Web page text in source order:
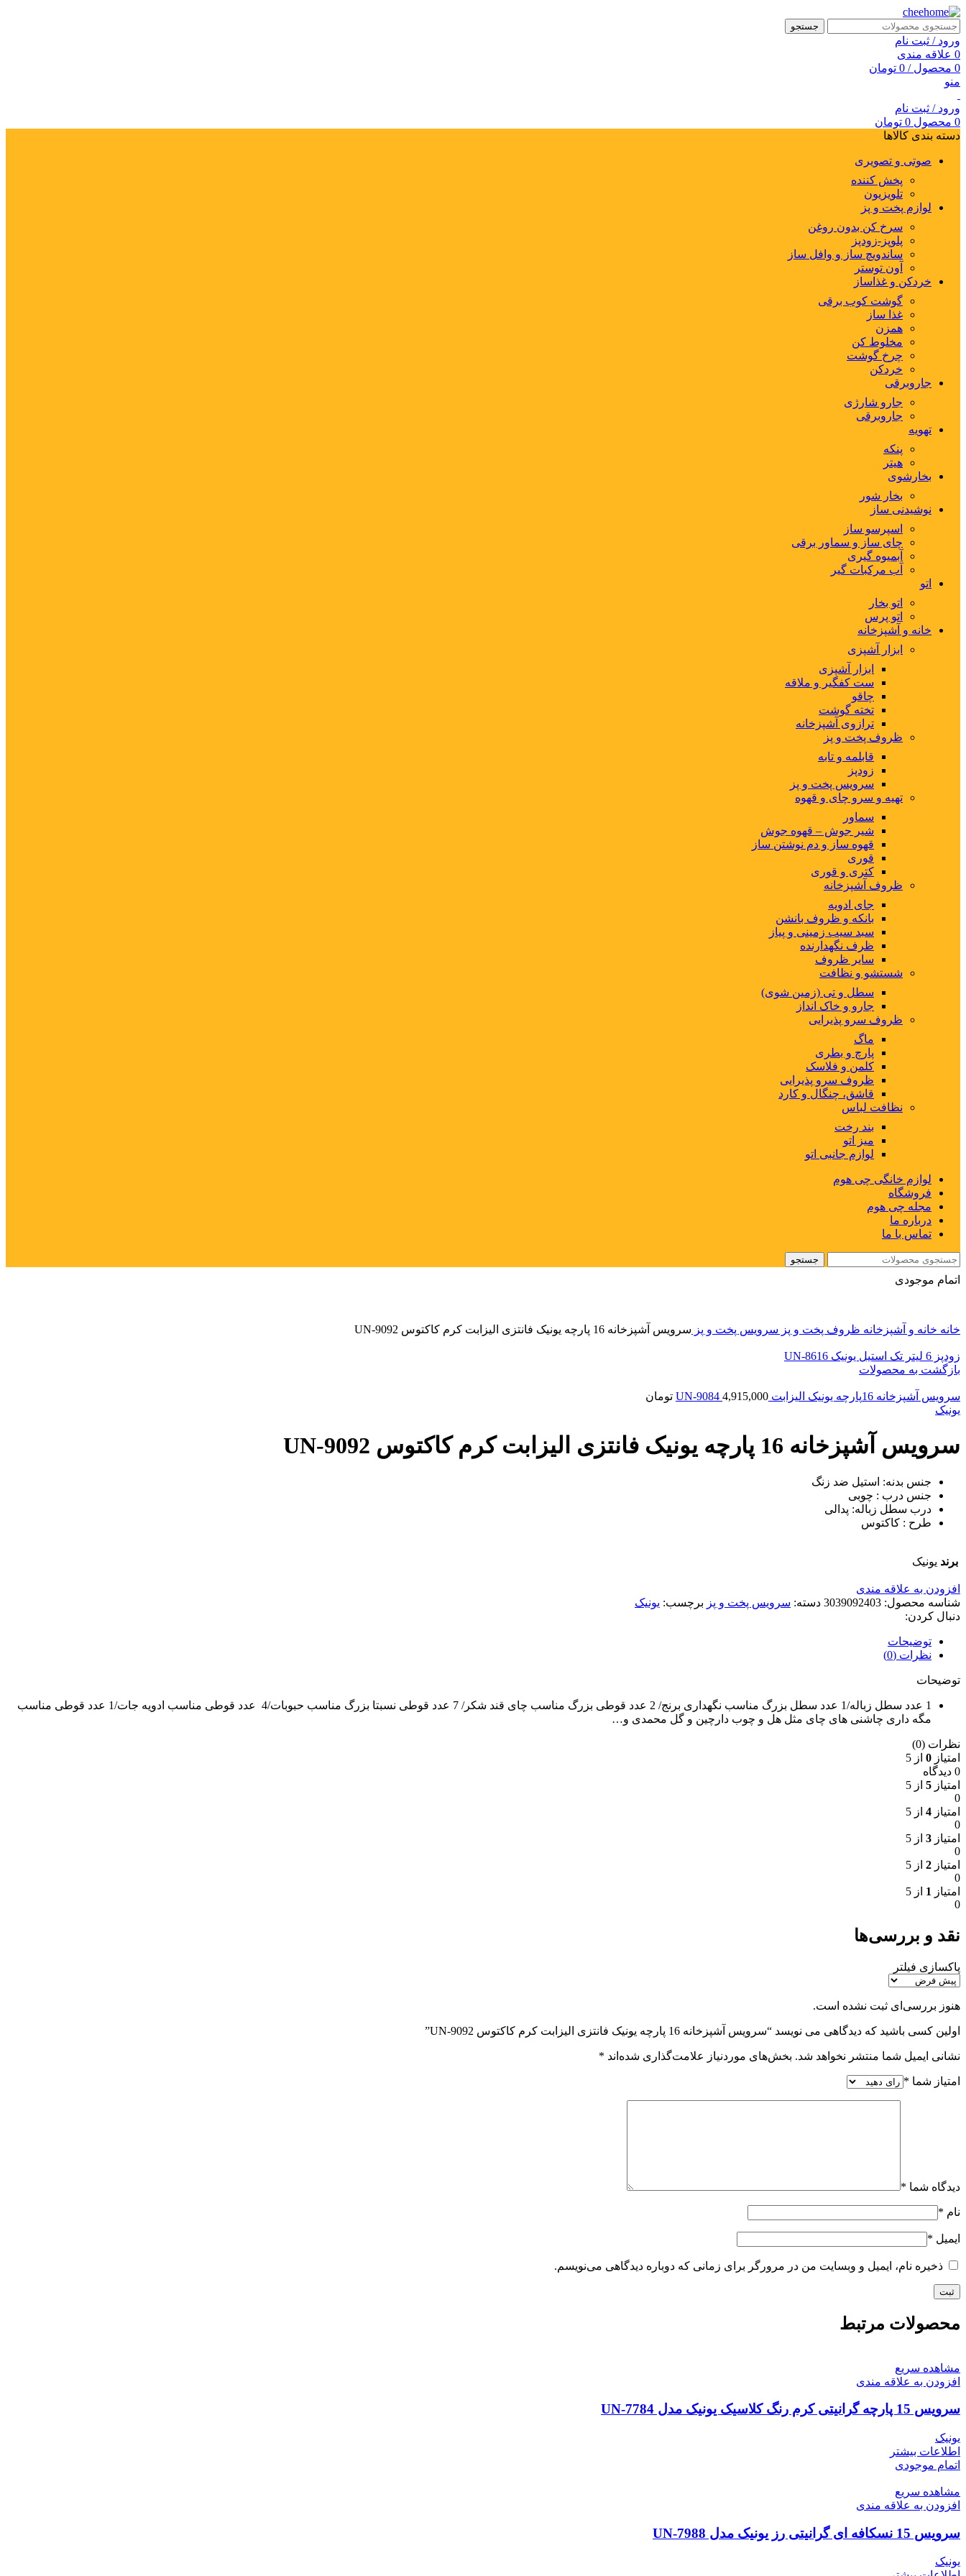
جستجو
ورود / ثبت نام
0 علاقه مندی
0 محصول /
0 تومان
منو
ورود / ثبت نام
0 محصول 0 تومان
دسته بندی کالاها
صوتی و تصویری
پخش کننده
تلویزیون
لوازم پخت و پز
سرخ کن بدون روغن
پلوپز-زودپز
ساندویچ ساز و وافل ساز
آون توستر
خردکن و غذاساز
گوشت کوب برقی
غذا ساز
همزن
مخلوط کن
چرخ گوشت
خردکن
جاروبرقی
جارو شارژی
جاروبرقی
تهویه
پنکه
هیتر
بخارشوی
بخار شور
نوشیدنی ساز
اسپرسو ساز
چای ساز و سماور برقی
آبمیوه گیری
آب مرکبات گیر
اتو
اتو بخار
اتو پرس
خانه و آشپزخانه
ابزار آشپزی
ابزار آشپزی
ست کفگیر و ملاقه
چاقو
تخته گوشت
ترازوی آشپزخانه
ظروف پخت و پز
قابلمه و تابه
زودپز
سرویس پخت و پز
تهیه و سرو چای و قهوه
سماور
شیر جوش – قهوه جوش
قهوه ساز و دم نوشتن ساز
قوری
کتری و قوری
ظروف آشپزخانه
جای ادویه
بانکه و ظروف بانشن
سبد سیب زمینی و پیاز
ظرف نگهدارنده
سایر ظروف
شستشو و نظافت
سطل و تی (زمین شوی)
جارو و خاک انداز
ظروف سرو پذیرایی
ماگ
پارچ و بطری
کلمن و فلاسک
ظروف سرو پذیرایی
قاشق، چنگال و کارد
نظافت لباس
بند رخت
میز اتو
لوازم جانبی اتو
لوازم خانگی چی هوم
فروشگاه
مجله چی هوم
درباره ما
تماس با ما
جستجو
اتمام موجودی
خانه خانه و آشپزخانه ظروف پخت و پز سرویس پخت و پز سرویس آشپزخانه 16 پارچه یونیک فانتزی الیزابت کرم کاکتوس UN-9092
زودپز 6 لیتر تک استیل یونیک UN-8616
بازگشت به محصولات
سرویس آشپزخانه 16پارچه یونیک الیزابت UN-9084 4,915,000
تومان
یونیک
سرویس آشپزخانه 16 پارچه یونیک فانتزی الیزابت کرم کاکتوس UN-9092
جنس بدنه: استیل ضد زنگ
جنس درب : چوبی
درب سطل زباله: پدالی
طرح : کاکتوس
برند یونیک
افزودن به علاقه مندی
شناسه محصول: 3039092403 دسته: سرویس پخت و پز برچسب: یونیک
دنبال کردن:
توضیحات
نظرات (0)
توضیحات
1 عدد سطل زباله/1 عدد سطل بزرگ مناسب نگهداری برنج/ 2 عدد قوطی بزرگ مناسب چای قند شکر/ 7 عدد قوطی نسبتا بزرگ مناسب حبوبات/4 عدد قوطی مناسب ادویه جات/1 عدد قوطی مناسب
مگه داری چاشنی های چای مثل هل و چوب دارچین و گل محمدی و…
نظرات (0)
امتیاز 0 از 5
0 دیدگاه
امتیاز 5 از 5
0
امتیاز 4 از 5
0
امتیاز 3 از 5
0
امتیاز 2 از 5
0
امتیاز 1 از 5
0
نقد و بررسی‌ها
پاکسازی فیلتر
هنوز بررسی‌ای ثبت نشده است.
اولین کسی باشید که دیدگاهی می نویسد “سرویس آشپزخانه 16 پارچه یونیک فانتزی الیزابت کرم کاکتوس UN-9092”
نشانی ایمیل شما منتشر نخواهد شد. بخش‌های موردنیاز علامت‌گذاری شده‌اند *
امتیاز شما *
دیدگاه شما *
نام *
ایمیل *
ذخیره نام، ایمیل و وبسایت من در مرورگر برای زمانی که دوباره دیدگاهی می‌نویسم.
محصولات مرتبط
مشاهده سریع
افزودن به علاقه مندی
سرویس 15 پارچه گرانیتی کرم رنگ کلاسیک یونیک مدل UN-7784
یونیک
اطلاعات بیشتر
اتمام موجودی
مشاهده سریع
افزودن به علاقه مندی
سرویس 15 نسکافه ای گرانیتی رز یونیک مدل UN-7988
یونیک